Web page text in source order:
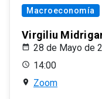
Macroeconomía
Virgiliu
28 de Mayo de
14:00
Zoom